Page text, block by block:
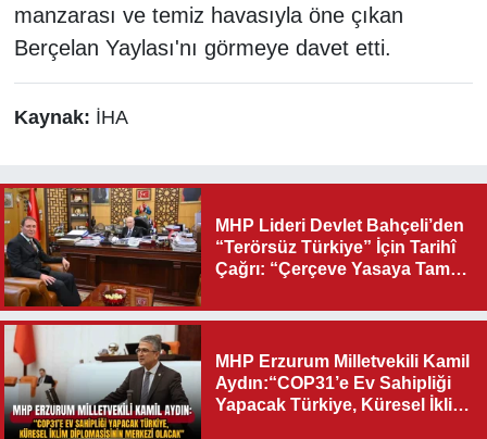
manzarası ve temiz havasıyla öne çıkan
Berçelan Yaylası'nı görmeye davet etti.
Kaynak: İHA
MHP Lideri Devlet Bahçeli’den
“Terörsüz Türkiye” İçin Tarihî
Çağrı: “Çerçeve Yasaya Tam
MHP Erzurum Milletvekili Kamil
Aydın:“COP31’e Ev Sahipliği
Yapacak Türkiye, Küresel İklim